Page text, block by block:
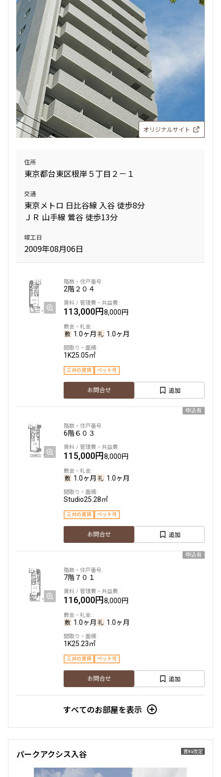
入居可能日
より詳細な絞り込み
建物施設やお部屋の設備、方位、階数などの絞り込みが
できます
設定する
228件
オリジナルサイト
住所
東京都台東区根岸５丁目２－１
交通
東京メトロ 日比谷線 入谷 徒歩8分
ＪＲ 山手線 鶯谷 徒歩13分
竣工日
2009年08月06日
2階２０４
113,000円8,000円
1.0ヶ月 1.0ヶ月
1K25.05㎡
三井の賃貸 ペット可
お問合せ 追加
申込有
6階６０３
115,000円8,000円
1.0ヶ月 1.0ヶ月
Studio25.28㎡
三井の賃貸 ペット可
お問合せ 追加
申込有
7階７０１
116,000円8,000円
1.0ヶ月 1.0ヶ月
1K25.23㎡
三井の賃貸 ペット可
お問合せ 追加
すべてのお部屋を表示
賃料改定
パークアクシス入谷